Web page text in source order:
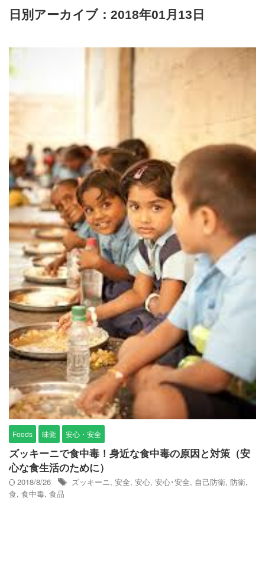
日別アーカイブ：2018年01月13日
Foods 味覚 安心・安全
ズッキーニで食中毒！身近な食中毒の原因と対策（安
心な食生活のために）
2018/8/26 ズッキーニ, 安全, 安心, 安心･安全, 自己防衛, 防衛,
食, 食中毒, 食品